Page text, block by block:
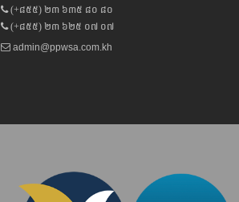
(+៨៥៥) ២៣ ៦៣៥ ៨០ ៨០
(+៨៥៥) ២៣ ៦២៥ ០៧ ០៧
admin@ppwsa.com.kh